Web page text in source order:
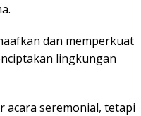
dan memperkuat
lingkungan
acara seremonial, tetapi